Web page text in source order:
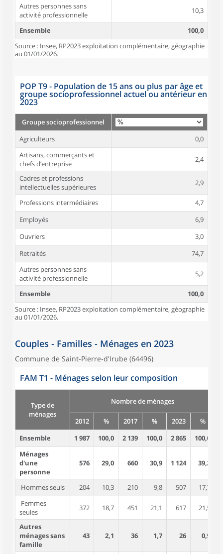
Autres personnes sans
activité professionnelle
10,3
Ensemble
100,0
Source : Insee, RP2023 exploitation complémentaire, géographie
au 01/01/2026.
POP T9 - Population de 15 ans ou plus par âge et
groupe socioprofessionnel actuel ou antérieur en
2023
Groupe socioprofessionnel
Agriculteurs
0,0
Artisans, commerçants et
chefs d’entreprise
2,4
Cadres et professions
intellectuelles supérieures
2,9
Professions intermédiaires
4,7
Employés
6,9
Ouvriers
3,0
Retraités
74,7
Autres personnes sans
activité professionnelle
5,2
Ensemble
100,0
Source : Insee, RP2023 exploitation complémentaire, géographie
au 01/01/2026.
Couples - Familles - Ménages en 2023
Commune de Saint-Pierre-d'Irube (64496)
FAM T1 - Ménages selon leur composition
Type de
ménages
Nombre de ménages
2012 % 2017 % 2023 %
Ensemble
1 987 100,0 2 139 100,0 2 865 100,0
Ménages
d'une
personne
576 29,0 660 30,9 1 124 39,2
Hommes seuls 204 10,3 210 9,8 507
17,7
Femmes
seules
372 18,7 451 21,1 617 21,5
Autres
ménages sans
famille
43 2,1 36 1,7 26 0,9